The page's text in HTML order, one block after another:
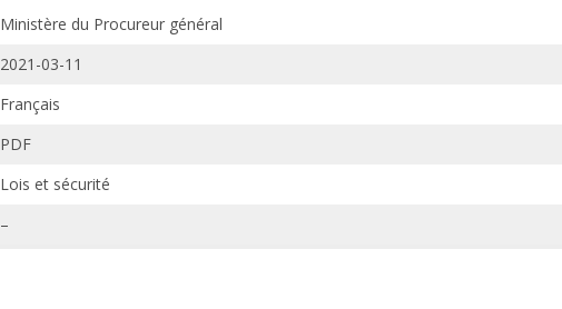
Ministère du Procureur général
2021-03-11
Français
PDF
Lois et sécurité
–